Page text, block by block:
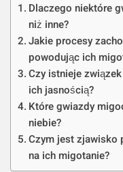
Dlaczego niektóre
niż inne?
Jakie procesy
powodując ich
Czy istnieje
ich jasnością?
Które gwiazdy
niebie?
Czym jest zjawisko
na ich migotanie?